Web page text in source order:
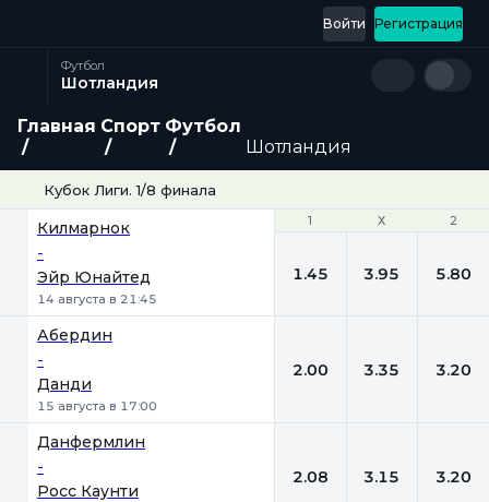
Регистрация
Войти
Футбол
Шотландия
Главная Спорт Футбол
Шотландия
Кубок Лиги. 1/8 финала
1 Х 2
Килмарнок
-
Эйр Юнайтед
14 августа в 21:45
1 Х 2
1.45 3.95 5.80
Абердин
-
Данди
15 августа в 17:00
2.00 3.35 3.20
Данфермлин
-
Росс Каунти
2.08 3.15 3.20